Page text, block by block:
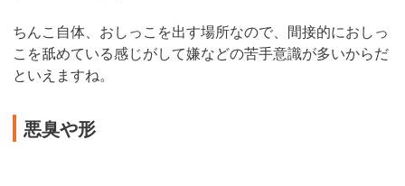
ちんこ自体、おしっこを出す場所なので、間接的におしっ
こを舐めている感じがして嫌などの苦手意識が多いからだ
といえますね。
悪臭や形